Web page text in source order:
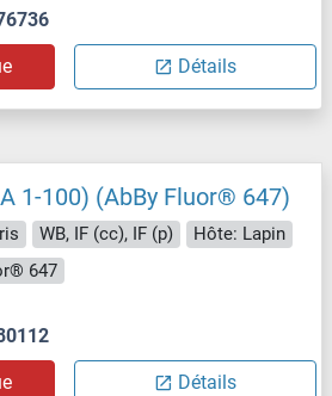
Détails
1-100) (AbBy Fluor® 647)
WB, IF (cc), IF (p)
Hôte: Lapin
647
Détails